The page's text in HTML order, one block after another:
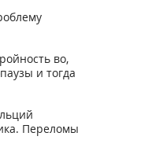
во,
и тогда
Переломы